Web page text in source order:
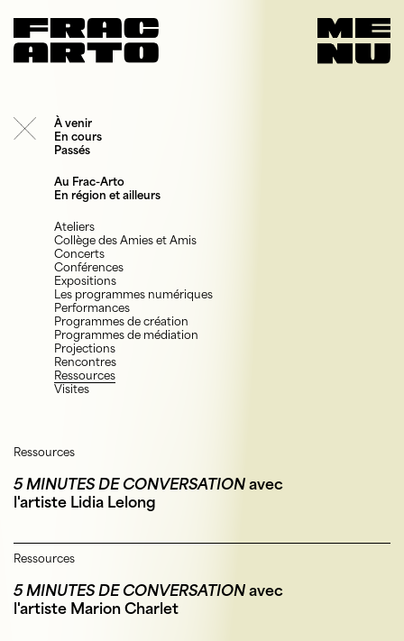
Ressources
5 MINUTES DE CONVERSATION avec
l'artiste Lidia Lelong
Ressources
5 MINUTES DE CONVERSATION avec
l'artiste Marion Charlet
À venir
En cours
Passés
Au Frac-Arto
En région et ailleurs
Ateliers
Collège des Amies et Amis
Concerts
Conférences
Expositions
Les programmes numériques
Performances
Programmes de création
Programmes de médiation
Projections
Rencontres
Ressources
Visites